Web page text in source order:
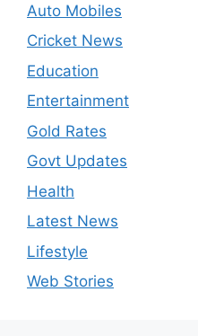
Auto Mobiles
Cricket News
Education
Entertainment
Gold Rates
Govt Updates
Health
Latest News
Lifestyle
Web Stories